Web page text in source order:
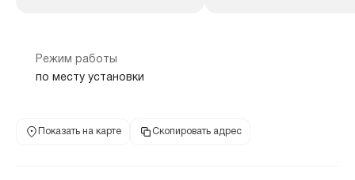
Режим работы
по месту установки
Показать на карте Скопировать адрес